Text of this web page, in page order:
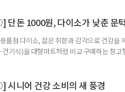
펼쳐지고 있다. 연예인과 인플루언서가 추
단돈 1000원, 다이소가 낮춘 문턱
품점 다이소, 젊은 취향과 감각으로 건강을
기식)을 대형마트처럼 비교 구매하는 창
해 살펴봤다. 다이소 건기식 코너에서 가장
시니어 건강 소비의 새 풍경